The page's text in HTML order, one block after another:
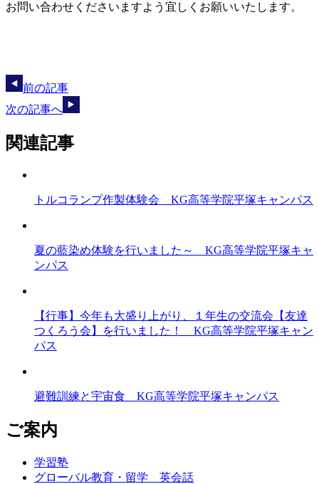
お問い合わせくださいますよう宜しくお願いいたします。
前の記事
次の記事へ
関連記事
トルコランプ作製体験会 KG高等学院平塚キャンパス
夏の藍染め体験を行いました～ KG高等学院平塚キャ
ンパス
【行事】今年も大盛り上がり、１年生の交流会【友達
つくろう会】を行いました！ KG高等学院平塚キャン
パス
避難訓練と宇宙食 KG高等学院平塚キャンパス
ご案内
学習塾
グローバル教育・留学 英会話